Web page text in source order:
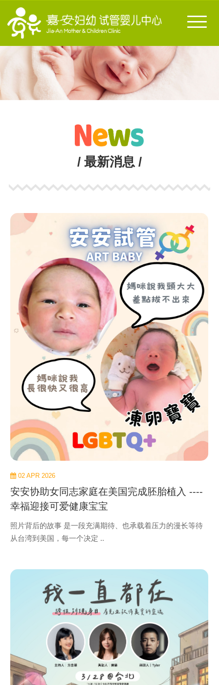
/ 最新消息 /
view
more
02 APR 2026
安安协助女同志家庭在美国完成胚胎植入 ----
幸福迎接可爱健康宝宝
照片背后的故事 是一段充满期待、也承载着压力的漫长等待
从台湾到美国，每一个决定 ..
view
more